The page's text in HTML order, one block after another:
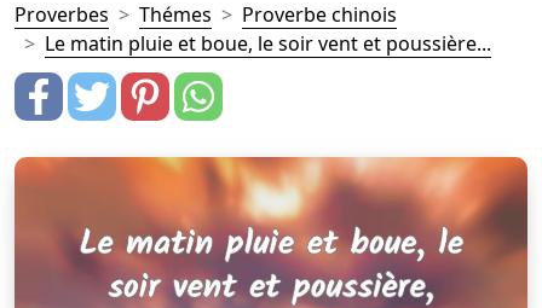
Proverbes Thémes
Proverbe chinois
Le matin pluie et boue, le soir vent et poussière...